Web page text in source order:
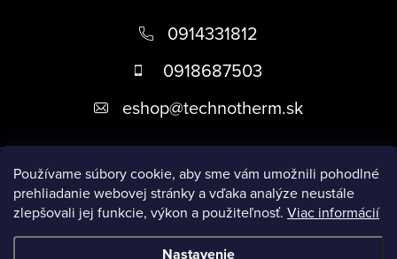
Používame súbory cookie, aby sme vám umožnili pohodlné
prehliadanie webovej stránky a vďaka analýze neustále
zlepšovali jej funkcie, výkon a použiteľnosť. Viac informácií
Nastavenie
i
0914331812
0918687503
eshop@technotherm.sk
Informácie
Prijímame online platby